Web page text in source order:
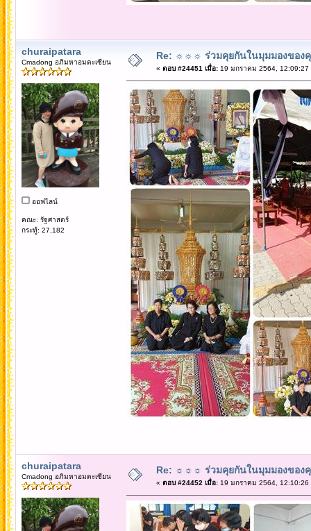
churaipatara
Cmadong อภิมหาอมตะเซียน
ออฟไลน์
คณะ: รัฐศาสตร์
กระทู้: 27,182
Re: ☼☼☼ ร่วมคุยกันในมุมมองของ
« ตอบ #24451 เมื่อ:19 มกราคม 2564, 12:09:27
churaipatara
Cmadong อภิมหาอมตะเซียน
Re: ☼☼☼ ร่วมคุยกันในมุมมองของ
« ตอบ #24452 เมื่อ:19 มกราคม 2564, 12:10:26